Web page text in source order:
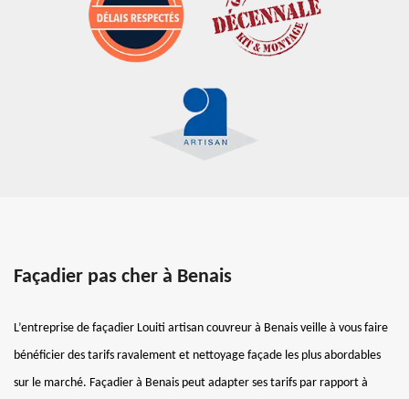
Façadier pas cher à Benais
L’entreprise de façadier Louiti artisan couvreur à Benais veille à vous faire
bénéficier des tarifs ravalement et nettoyage façade les plus abordables
sur le marché. Façadier à Benais peut adapter ses tarifs par rapport à